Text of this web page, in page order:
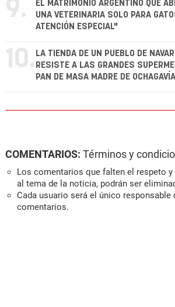
9.
EL MATRIMONIO ARGENTINO QUE
UNA VETERINARIA SOLO PARA
ATENCIÓN ESPECIAL"
10. LA TIENDA DE UN PUEBLO DE
RESISTE A LAS GRANDES
PAN DE MASA MADRE DE OCHAGAVÍA
COMENTARIOS: Términos y
Los comentarios que falten el respeto
al tema de la noticia, podrán ser
Cada usuario será el único responsable
comentarios.